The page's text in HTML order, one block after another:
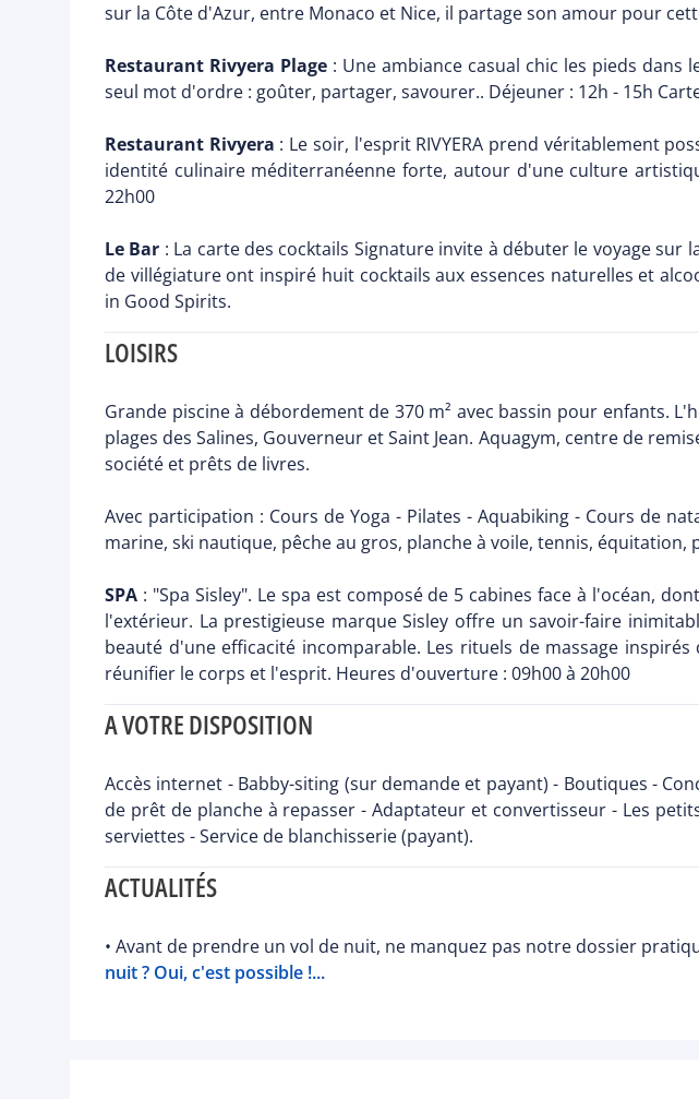
sur la Côte d'Azur, entre Monaco et Nice, il partage son amour pour
Restaurant Rivyera Plage : Une ambiance casual chic les pieds dans
seul mot d'ordre : goûter, partager, savourer.. Déjeuner : 12h - 15h
Restaurant Rivyera : Le soir, l'esprit RIVYERA prend véritablement
identité culinaire méditerranéenne forte, autour d'une culture
22h00
Le Bar : La carte des cocktails Signature invite à débuter le voyage sur
de villégiature ont inspiré huit cocktails aux essences naturelles et
in Good Spirits.
LOISIRS
Grande piscine à débordement de 370 m² avec bassin pour enfants.
plages des Salines, Gouverneur et Saint Jean. Aquagym, centre de
société et prêts de livres.
Avec participation : Cours de Yoga - Pilates - Aquabiking - Cours de
marine, ski nautique, pêche au gros, planche à voile, tennis,
SPA : "Spa Sisley". Le spa est composé de 5 cabines face à l'océan,
l'extérieur. La prestigieuse marque Sisley offre un savoir-faire
beauté d'une efficacité incomparable. Les rituels de massage
réunifier le corps et l'esprit. Heures d'ouverture : 09h00 à 20h00
A VOTRE DISPOSITION
Accès internet - Babby-siting (sur demande et payant) - Boutiques -
de prêt de planche à repasser - Adaptateur et convertisseur - Les
serviettes - Service de blanchisserie (payant).
ACTUALITÉS
• Avant de prendre un vol de nuit, ne manquez pas notre dossier
nuit ? Oui, c'est possible !...